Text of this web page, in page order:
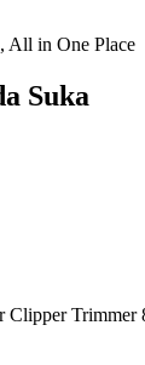
All in One Place
Suka
Trimmer